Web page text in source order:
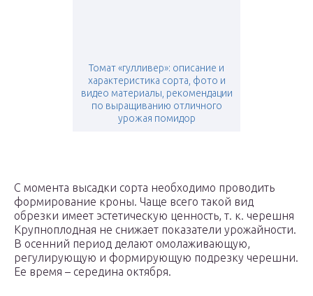
Томат «гулливер»: описание и
характеристика сорта, фото и
видео материалы, рекомендации
по выращиванию отличного
урожая помидор
С момента высадки сорта необходимо проводить
формирование кроны. Чаще всего такой вид
обрезки имеет эстетическую ценность, т. к. черешня
Крупноплодная не снижает показатели урожайности.
В осенний период делают омолаживающую,
регулирующую и формирующую подрезку черешни.
Ее время – середина октября.